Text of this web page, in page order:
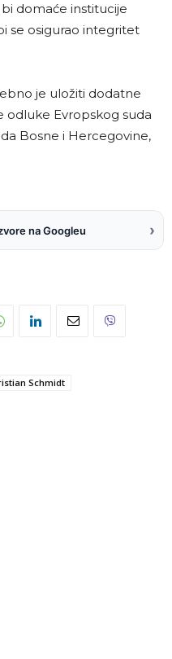
domaće institucije
se osigurao integritet
je uložiti dodatne
odluke Evropskog suda
Bosne i Hercegovine,
na Googleu ›
Schmidt